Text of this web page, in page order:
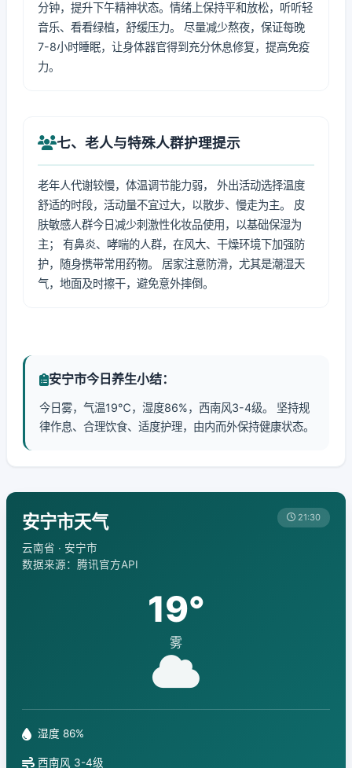
分钟，提升下午精神状态。情绪上保持平和放松，听听轻
音乐、看看绿植，舒缓压力。 尽量减少熬夜，保证每晚
7-8小时睡眠，让身体器官得到充分休息修复，提高免疫
力。
七、老人与特殊人群护理提示
老年人代谢较慢，体温调节能力弱， 外出活动选择温度
舒适的时段，活动量不宜过大，以散步、慢走为主。 皮
肤敏感人群今日减少刺激性化妆品使用，以基础保湿为
主； 有鼻炎、哮喘的人群，在风大、干燥环境下加强防
护，随身携带常用药物。 居家注意防滑，尤其是潮湿天
气，地面及时擦干，避免意外摔倒。
安宁市今日养生小结：
今日雾，气温19℃，湿度86%，西南风3-4级。 坚持规
律作息、合理饮食、适度护理，由内而外保持健康状态。
安宁市天气
云南省 · 安宁市
数据来源：腾讯官方API
21:30
19°
雾
湿度 86%
西南风 3-4级